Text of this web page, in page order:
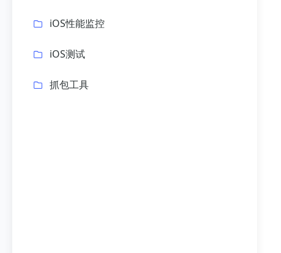
iOS性能监控
iOS测试
抓包工具